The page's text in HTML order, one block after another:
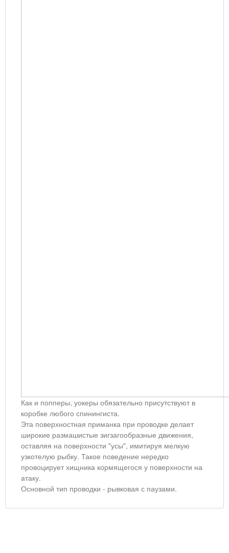
Как и попперы, уокеры обязательно присутствуют в
коробке любого спинингиста.
Эта поверхностная приманка при проводке делает
широкие размашистые зигзагообразные движения,
оставляя на поверхности "усы", имитируя мелкую
узкотелую рыбку. Такое поведение нередко
провоцирует хищника кормящегося у поверхности на
атаку.
Основной тип проводки - рывковая с паузами.